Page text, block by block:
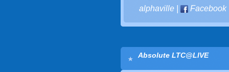
alphaville
Facebook
Absolute LTC@LIVE